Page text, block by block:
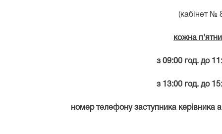
(кабінет №
кожна
з 09:00 год. до 1
з 13:00 год. до
номер телефону заступника керівника